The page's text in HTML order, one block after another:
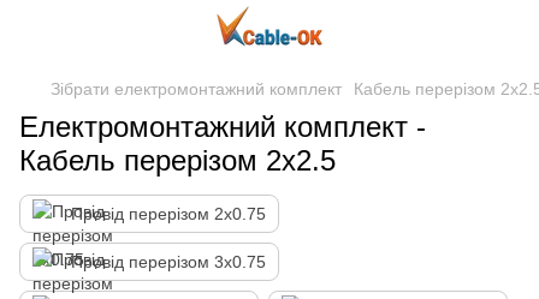
Зібрати електромонтажний комплект Кабель перерізом
Електромонтажний комплект -
Кабель перерізом 2х2.5
Провід перерізом 2х0.75
Провід перерізом 3х0.75